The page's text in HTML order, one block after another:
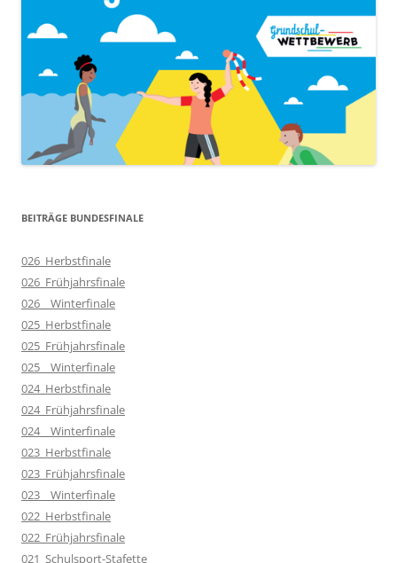
BEITRÄGE BUNDESFINALE
026_Herbstfinale
026_Frühjahrsfinale
026__Winterfinale
025_Herbstfinale
025_Frühjahrsfinale
025__Winterfinale
024_Herbstfinale
024_Frühjahrsfinale
024__Winterfinale
023_Herbstfinale
023_Frühjahrsfinale
023__Winterfinale
022_Herbstfinale
022_Frühjahrsfinale
021_Schulsport-Stafette